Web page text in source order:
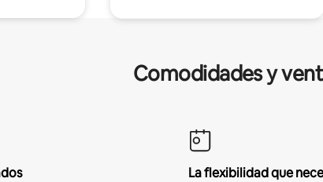
Comodidades y
La flexibilidad que